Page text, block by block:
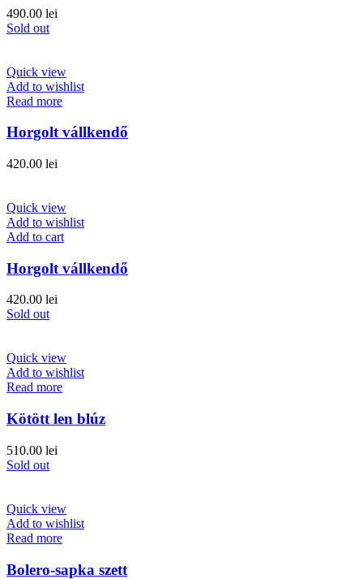
490.00 lei
Sold out
Quick view
Add to wishlist
Read more
Horgolt vállkendő
420.00 lei
Quick view
Add to wishlist
Add to cart
Horgolt vállkendő
420.00 lei
Sold out
Quick view
Add to wishlist
Read more
Kötött len blúz
510.00 lei
Sold out
Quick view
Add to wishlist
Read more
Bolero-sapka szett